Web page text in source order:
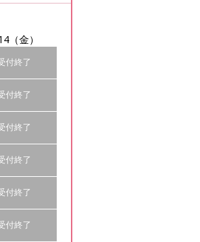
（金）
付終了
付終了
付終了
付終了
付終了
付終了